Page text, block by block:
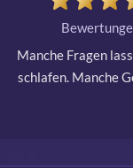
Manche Fragen
schlafen. Manche